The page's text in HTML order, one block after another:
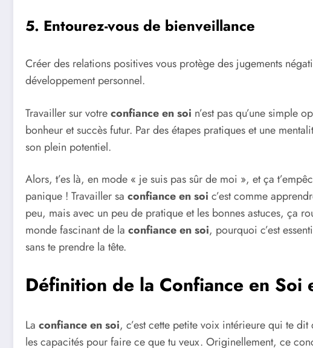
5. Entourez-vous de bienveillance
Créer des relations positives vous protège des jugements
développement personnel.
Travailler sur votreconfiance en soi n’est pas qu’une simple
bonheur et succès futur. Par des étapes pratiques et une
son plein potentiel.
Alors, t’es là, en mode « je suis pas sûr de moi », et ça
panique ! Travailler sa confiance en soi c’est comme
peu, mais avec un peu de pratique et les bonnes astuces, ça
monde fascinant de la confiance en soi, pourquoi c’est
sans te prendre la tête.
Définition de la Confiance en Soi
La confiance en soi, c’est cette petite voix intérieure qui te
les capacités pour faire ce que tu veux. Originellement, ce